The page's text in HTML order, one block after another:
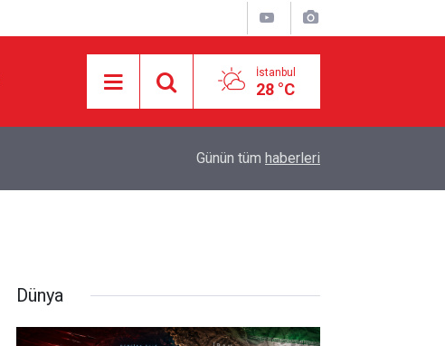
İstanbul
28 °C
Makale: Muhasara İçindeki Topraklarda Aşk.
Günün tüm haberleri
Dünya